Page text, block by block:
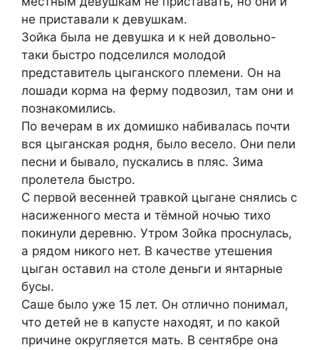
не приставали к девушкам.
Зойка была не девушка и к ней довольно-
таки быстро подселился молодой
представитель цыганского племени. Он на
лошади корма на ферму подвозил, там они и
познакомились.
По вечерам в их домишко набивалась почти
вся цыганская родня, было весело. Они пели
песни и бывало, пускались в пляс. Зима
пролетела быстро.
С первой весенней травкой цыгане снялись с
насиженного места и тёмной ночью тихо
покинули деревню. Утром Зойка проснулась,
а рядом никого нет. В качестве утешения
цыган оставил на столе деньги и янтарные
бусы.
Саше было уже 15 лет. Он отлично понимал,
что детей не в капусте находят, и по какой
причине округляется мать. В сентябре она